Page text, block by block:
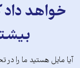
خواهد
آیا مایل هستید ما را